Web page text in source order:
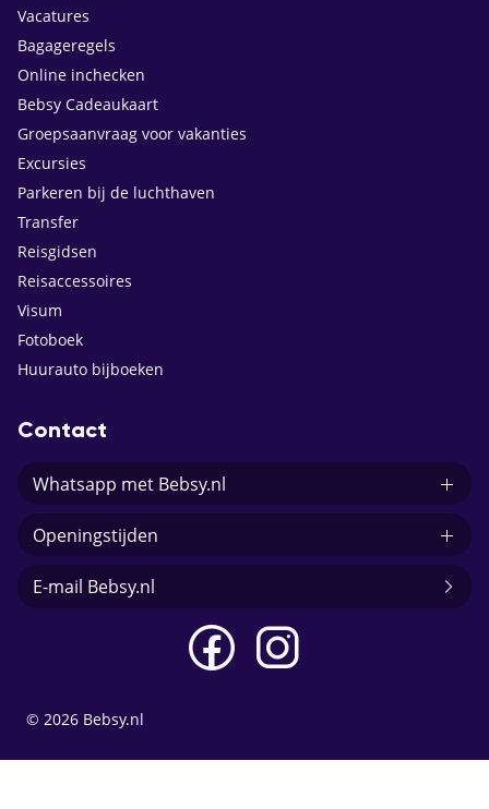
Vacatures
Bagageregels
Online inchecken
Bebsy Cadeaukaart
Groepsaanvraag voor vakanties
Excursies
Parkeren bij de luchthaven
Transfer
Reisgidsen
Reisaccessoires
Visum
Fotoboek
Huurauto bijboeken
Contact
Whatsapp met Bebsy.nl
Openingstijden
E-mail Bebsy.nl
© 2026 Bebsy.nl